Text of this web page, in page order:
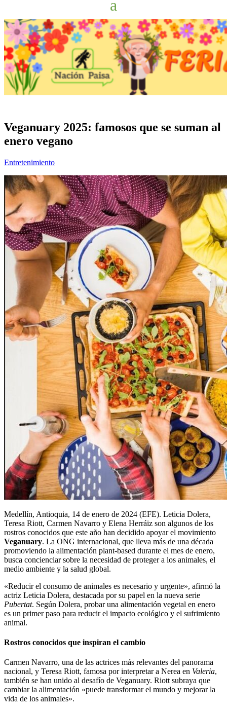
Veganuary 2025: famosos que se suman al
enero vegano
Entretenimiento
Medellín, Antioquia, 14 de enero de 2024 (EFE). Leticia Dolera,
Teresa Riott, Carmen Navarro y Elena Herráiz son algunos de los
rostros conocidos que este año han decidido apoyar el movimiento
Veganuary. La ONG internacional, que lleva más de una década
promoviendo la alimentación plant-based durante el mes de enero,
busca concienciar sobre la necesidad de proteger a los animales, el
medio ambiente y la salud global.
«Reducir el consumo de animales es necesario y urgente», afirmó la
actriz Leticia Dolera, destacada por su papel en la nueva serie
Pubertat. Según Dolera, probar una alimentación vegetal en enero
es un primer paso para reducir el impacto ecológico y el sufrimiento
animal.
Rostros conocidos que inspiran el cambio
Carmen Navarro, una de las actrices más relevantes del panorama
nacional, y Teresa Riott, famosa por interpretar a Nerea en Valeria,
también se han unido al desafío de Veganuary. Riott subraya que
cambiar la alimentación «puede transformar el mundo y mejorar la
vida de los animales».